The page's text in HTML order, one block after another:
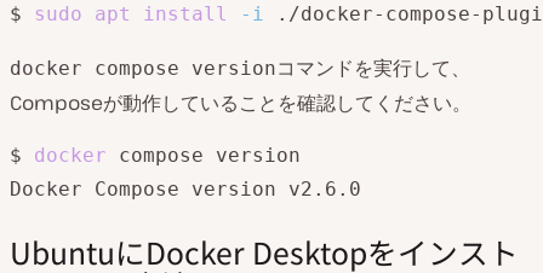
$ sudo apt install -i
docker compose versionコマンドを実行して、
Composeが動作していることを確認してください。
$ docker compose version
UbuntuにDocker Desktopをインスト